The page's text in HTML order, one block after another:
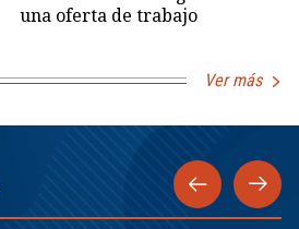
una oferta de trabajo
Ver más